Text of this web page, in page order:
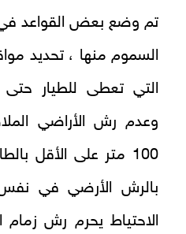
تم وضع بعض القواعد
السموم منها ، تحديد
التي تعطى للطيار حتى
وعدم رش الأراضي
100 متر على الأقل
بالرش الأرضي في
الاحتياط يحرم رش زمام